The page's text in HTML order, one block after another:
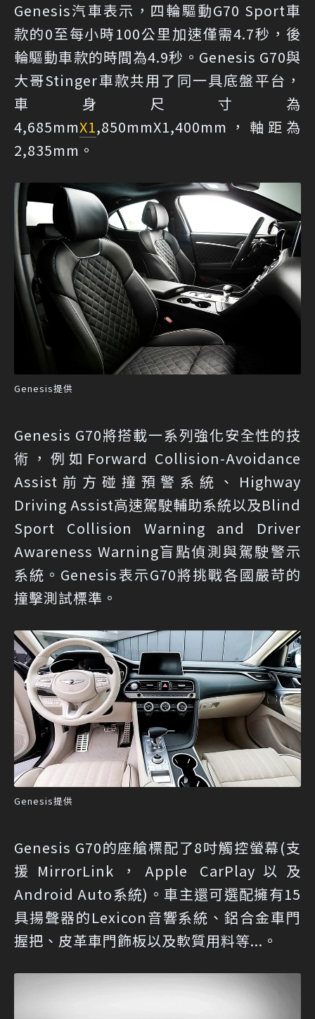
Genesis汽車表示，四輪驅動G70 Sport車
款的0至每小時100公里加速僅需4.7秒，後
輪驅動車款的時間為4.9秒。Genesis G70與
大哥Stinger車款共用了同一具底盤平台，
車身尺寸為
4,685mmX1,850mmX1,400mm，軸距為
2,835mm。
Genesis提供
Genesis G70將搭載一系列強化安全性的技
術，例如Forward Collision-Avoidance
Assist前方碰撞預警系統、Highway
Driving Assist高速駕駛輔助系統以及Blind
Sport Collision Warning and Driver
Awareness Warning盲點偵測與駕駛警示
系統。Genesis表示G70將挑戰各國嚴苛的
撞擊測試標準。
Genesis提供
Genesis G70的座艙標配了8吋觸控螢幕(支
援MirrorLink，Apple CarPlay以及
Android Auto系統)。車主還可選配擁有15
具揚聲器的Lexicon音響系統、鋁合金車門
握把、皮革車門飾板以及軟質用料等...。